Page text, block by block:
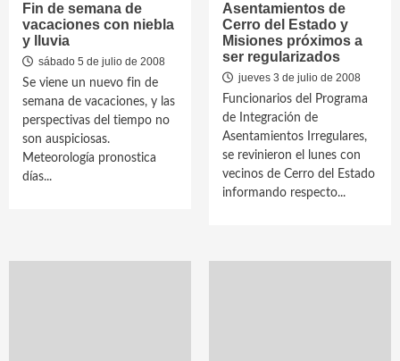
Fin de semana de
vacaciones con niebla
y lluvia
sábado 5 de julio de 2008
Se viene un nuevo fin de
semana de vacaciones, y las
perspectivas del tiempo no
son auspiciosas.
Meteorología pronostica
días...
Asentamientos de
Cerro del Estado y
Misiones próximos a
ser regularizados
jueves 3 de julio de 2008
Funcionarios del Programa
de Integración de
Asentamientos Irregulares,
se revinieron el lunes con
vecinos de Cerro del Estado
informando respecto...